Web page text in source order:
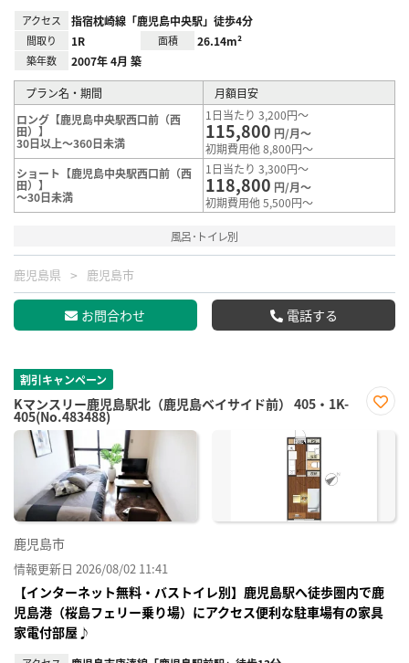
アクセス 指宿枕崎線「鹿児島中央駅」徒歩4分
間取り 1R 面積 26.14m²
築年数 2007年 4月 築
プラン名・期間
月額目安
ロング【鹿児島中央駅西口前（西
田）】
30日以上～360日未満
1日当たり 3,200円～
115,800 円/月～
初期費用他 8,800円～
ショート【鹿児島中央駅西口前（西
田）】
～30日未満
1日当たり 3,300円～
118,800 円/月～
初期費用他 5,500円～
風呂･トイレ別
鹿児島県 鹿児島市
お問合わせ 電話する
割引キャンペーン
Kマンスリー鹿児島駅北（鹿児島ベイサイド前） 405・1K-
405(No.483488)
に入
鹿児島市
情報更新日 2026/08/02 11:41
【インターネット無料・バストイレ別】鹿児島駅へ徒歩圏内で鹿
児島港（桜島フェリー乗り場）にアクセス便利な駐車場有の家具
家電付部屋♪